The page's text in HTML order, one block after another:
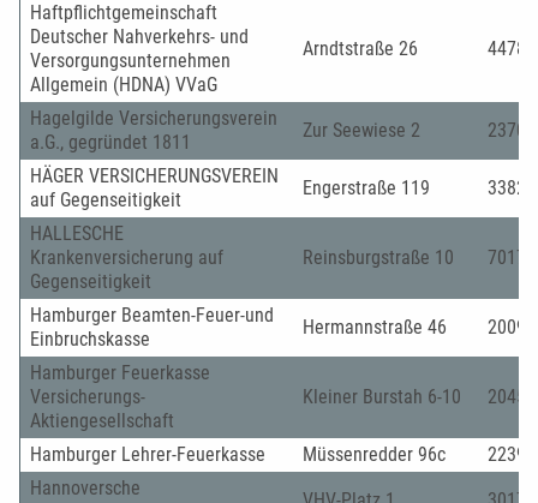
Haftpflichtgemeinschaft
Deutscher Nahverkehrs- und
Versorgungsunternehmen
Allgemein (HDNA) VVaG
Arndtstraße 26 44787
Hagelgilde Versicherungsverein
a.G., gegründet 1811
Zur Seewiese 2
23701
HÄGER VERSICHERUNGSVEREIN
auf Gegenseitigkeit
Engerstraße 119
33824
HALLESCHE
Krankenversicherung auf
Gegenseitigkeit
Reinsburgstraße 10 70178
Hamburger Beamten-Feuer-und
Einbruchskasse
Hermannstraße 46
20095
Hamburger Feuerkasse
Versicherungs-
Aktiengesellschaft
Kleiner Burstah 6-10 20457
Hamburger Lehrer-Feuerkasse Müssenredder 96c
22399
Hannoversche